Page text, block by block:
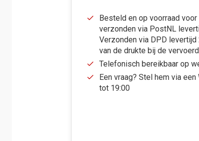
Besteld en op voorraad
verzonden via PostNL
Verzonden via DPD
van de drukte bij de
Telefonisch bereikbaar op
Een vraag? Stel hem via
tot 19:00